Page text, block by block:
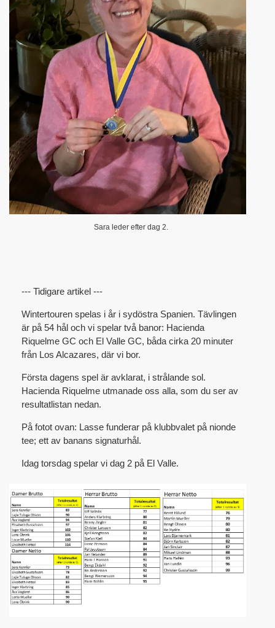
Sara leder efter dag 2.
--- Tidigare artikel ---
Wintertouren spelas i år i sydöstra Spanien. Tävlingen
är på 54 hål och vi spelar två banor: Hacienda
Riquelme GC och El Valle GC, båda cirka 20 minuter
från Los Alcazares, där vi bor.
Första dagens spel är avklarat, i strålande sol.
Hacienda Riquelme utmanade oss alla, som du ser av
resultatlistan nedan.
På fotot ovan: Lasse funderar på klubbvalet på nionde
tee; ett av banans signaturhål.
Idag torsdag spelar vi dag 2 på El Valle.